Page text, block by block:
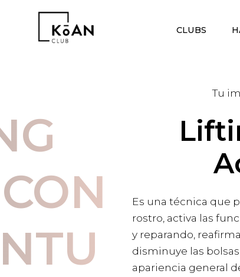
CLUBS
Tu
Es una técnica que
rostro, activa las
y reparando,
disminuye las
apariencia general